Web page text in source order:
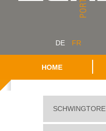
DE FR
HOME
SCHWINGTORE